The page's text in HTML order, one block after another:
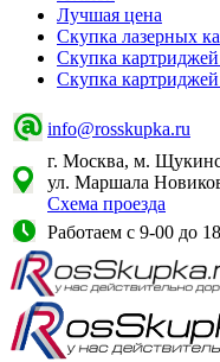
Лучшая цена
Скупка лазерных
Скупка
Скупка картриджей
info@rosskupka.ru
г. Москва, м.
ул. Маршала
Схема проезда
Работаем с 9-00 до